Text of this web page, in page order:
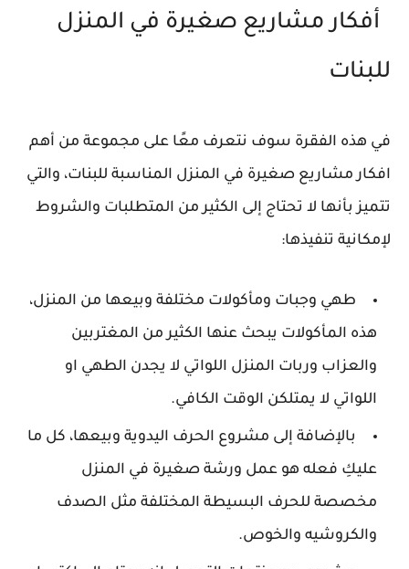
أفكار مشاريع صغيرة في المنزل
للبنات
في هذه الفقرة سوف نتعرف معًا على مجموعة من أهم
افكار مشاريع صغيرة في المنزل المناسبة للبنات، والتي
تتميز بأنها لا تحتاج إلى الكثير من المتطلبات والشروط
لإمكانية تنفيذها:
طهي وجبات ومأكولات مختلفة وبيعها من المنزل،
هذه المأكولات يبحث عنها الكثير من المغتربين
والعزاب وربات المنزل اللواتي لا يجدن الطهي او
اللواتي لا يمتلكن الوقت الكافي.
بالإضافة إلى مشروع الحرف اليدوية وبيعها، كل ما
عليكِ فعله هو عمل ورشة صغيرة في المنزل
مخصصة للحرف البسيطة المختلفة مثل الصدف
والكروشيه والخوص.